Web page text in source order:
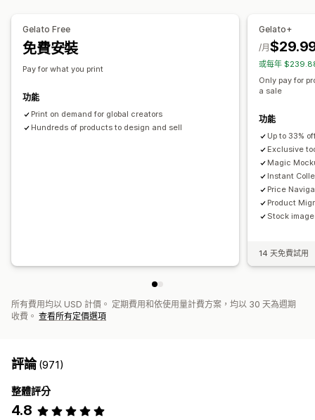
運送選項
白標 全球出貨作業
Gelato Free
免費安裝
Pay for what you print
功能
Print on demand for global creators
Hundreds of products to design and sell
Gelato+
/月
或每年
Only pay for
a sale
功能
Up to 33%
Exclusive
Magic
Instant
Price
Product
Stock
14 天免費試用
所有費用均以 USD 計價。 定期費用和依使用量計費方案，均以 30 天為週期
收費。 查看所有定價選項
評論(971)
整體評分
4.8